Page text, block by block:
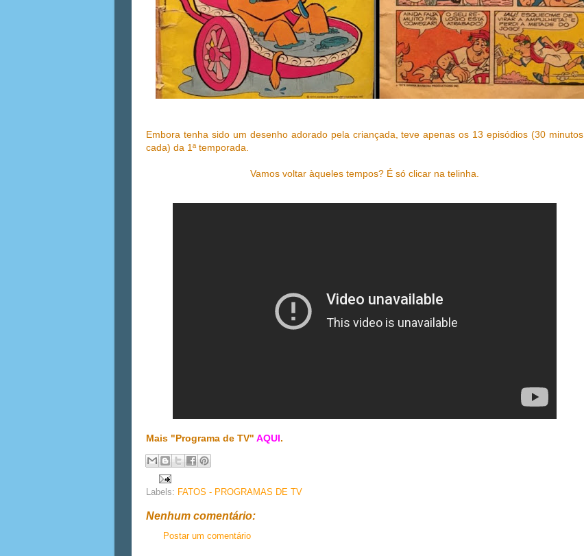
Embora tenha sido um desenho adorado pela criançada, teve apenas os 13 episódios (30 minutos
cada) da 1ª temporada.
Vamos voltar àqueles tempos? É só clicar na telinha.
Mais "Programa de TV" AQUI.
Labels: FATOS - PROGRAMAS DE TV
Nenhum comentário:
Postar um comentário